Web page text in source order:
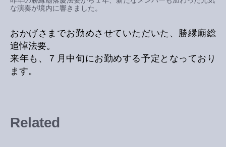
な演奏が境内に響きました。
おかげさまでお勤めさせていただいた、勝縁廟総
追悼法要。
来年も、７月中旬にお勤めする予定となっており
ます。
Related